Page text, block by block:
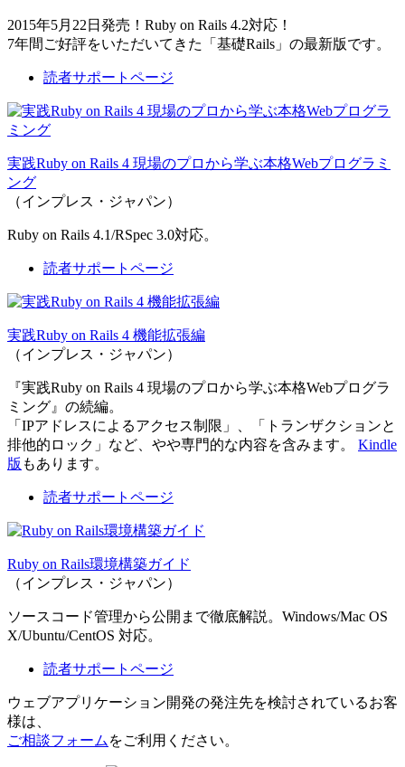
2015年5月22日発売！Ruby on Rails 4.2対応！
7年間ご好評をいただいてきた「基礎Rails」の最新版です。
読者サポートページ
実践Ruby on Rails 4 現場のプロから学ぶ本格Webプログラミ
ング
（インプレス・ジャパン）
Ruby on Rails 4.1/RSpec 3.0対応。
読者サポートページ
実践Ruby on Rails 4 機能拡張編
（インプレス・ジャパン）
『実践Ruby on Rails 4 現場のプロから学ぶ本格Webプログラ
ミング』の続編。
「IPアドレスによるアクセス制限」、「トランザクションと
排他的ロック」など、やや専門的な内容を含みます。 Kindle
版 もあります。
読者サポートページ
Ruby on Rails環境構築ガイド
（インプレス・ジャパン）
ソースコード管理から公開まで徹底解説。Windows/Mac OS
X/Ubuntu/CentOS 対応。
読者サポートページ
ウェブアプリケーション開発の発注先を検討されているお客
様は、
ご相談フォーム をご利用ください。